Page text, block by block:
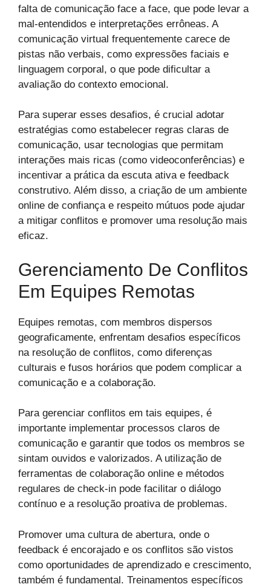
falta de comunicação face a face, que pode levar a
mal-entendidos e interpretações errôneas. A
comunicação virtual frequentemente carece de
pistas não verbais, como expressões faciais e
linguagem corporal, o que pode dificultar a
avaliação do contexto emocional.
Para superar esses desafios, é crucial adotar
estratégias como estabelecer regras claras de
comunicação, usar tecnologias que permitam
interações mais ricas (como videoconferências) e
incentivar a prática da escuta ativa e feedback
construtivo. Além disso, a criação de um ambiente
online de confiança e respeito mútuos pode ajudar
a mitigar conflitos e promover uma resolução mais
eficaz.
Gerenciamento De Conflitos
Em Equipes Remotas
Equipes remotas, com membros dispersos
geograficamente, enfrentam desafios específicos
na resolução de conflitos, como diferenças
culturais e fusos horários que podem complicar a
comunicação e a colaboração.
Para gerenciar conflitos em tais equipes, é
importante implementar processos claros de
comunicação e garantir que todos os membros se
sintam ouvidos e valorizados. A utilização de
ferramentas de colaboração online e métodos
regulares de check-in pode facilitar o diálogo
contínuo e a resolução proativa de problemas.
Promover uma cultura de abertura, onde o
feedback é encorajado e os conflitos são vistos
como oportunidades de aprendizado e crescimento,
também é fundamental. Treinamentos específicos